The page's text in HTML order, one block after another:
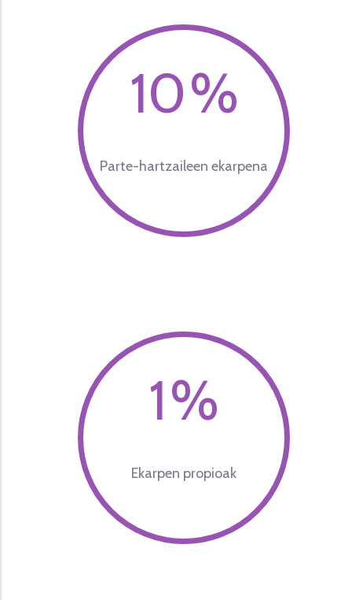
11%
Parte-hartzaileen ekarpena
2%
Ekarpen propioak